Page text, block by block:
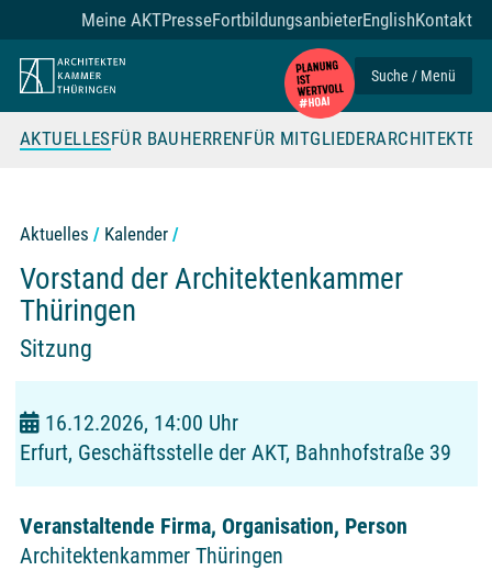
Zum Seiteninhalt
Suche / Menü
AKTUELLESFÜR BAUHERRENFÜR MITGLIEDER
Meine AKTPresseFortbildungsanbieterEnglishKontakt
Aktuelles Kalender
Vorstand der Architektenkammer
Thüringen
Sitzung
16.12.2026, 14:00 Uhr
Erfurt, Geschäftsstelle der AKT, Bahnhofstraße 39
Veranstaltende Firma, Organisation, Person
Architektenkammer Thüringen